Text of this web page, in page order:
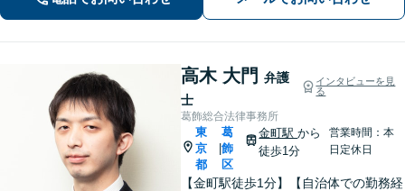
方や交渉の進め方には自信がありま
す。調停もお任せください。
高木 大門 弁護
士
インタビューを見
る
葛飾総合法律事務所
東
京
都
葛
飾
区
金町駅から
徒歩1分
営業時間：本
日定休日
【金町駅徒歩1分】【自治体での勤務経